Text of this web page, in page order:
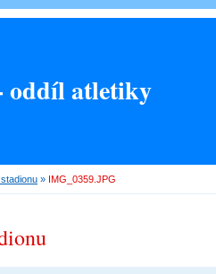
oddíl atletiky
» IMG_0359.JPG